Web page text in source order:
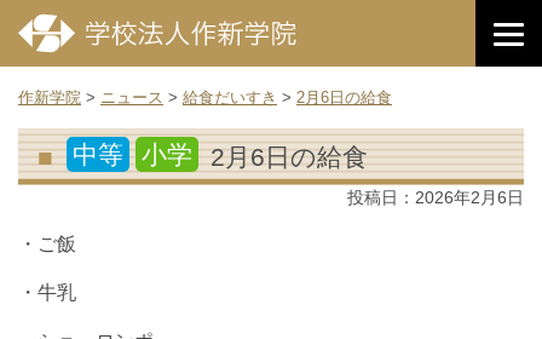
作新学院 > ニュース > 給食だいすき > 2月6日の給食
中等 小学 2月6日の給食
投稿日： 2026年2月6日
・ご飯
・牛乳